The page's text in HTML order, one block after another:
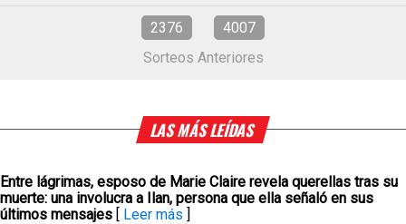
2376
4007
Sorteos Anteriores
LAS MÁS LEÍDAS
Entre lágrimas, esposo de Marie Claire revela querellas tras su
muerte: una involucra a Ilan, persona que ella señaló en sus
últimos mensajes [ Leer más ]